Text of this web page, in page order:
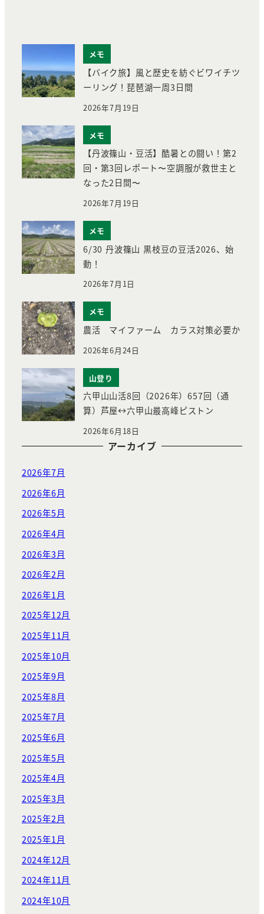
メモ
【バイク旅】風と歴史を紡ぐビワイチツ
ーリング！琵琶湖一周3日間
2026年7月19日
メモ
【丹波篠山・豆活】酷暑との闘い！第2
回・第3回レポート〜空調服が救世主と
なった2日間〜
2026年7月19日
メモ
6/30 丹波篠山 黒枝豆の豆活2026、始
動！
2026年7月1日
メモ
農活 マイファーム カラス対策必要か
2026年6月24日
山登り
六甲山山活8回（2026年）657回（通
算）芦屋↔︎六甲山最高峰ピストン
2026年6月18日
アーカイブ
2026年7月
2026年6月
2026年5月
2026年4月
2026年3月
2026年2月
2026年1月
2025年12月
2025年11月
2025年10月
2025年9月
2025年8月
2025年7月
2025年6月
2025年5月
2025年4月
2025年3月
2025年2月
2025年1月
2024年12月
2024年11月
2024年10月